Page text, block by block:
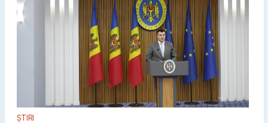
ȘTIRI